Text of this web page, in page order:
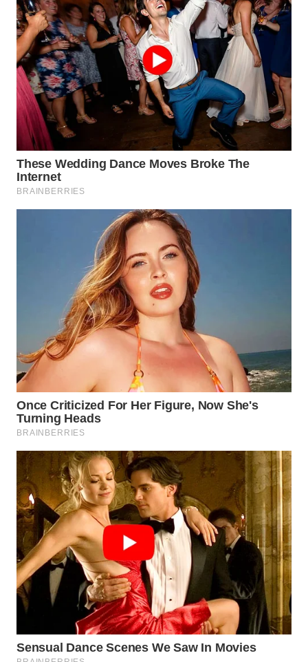
CO ID
WAHANANEWS
NET
WAHANA
SPORT
WAHANA
UMKM
WAHANA
OTOMOTIF
WAHANA
HEALTH
WAHANA
DESA
WISATA
LAPAK
WAHANA
Wahana
Network
KONSUMEN
LISTRIK
MASYARAKAT